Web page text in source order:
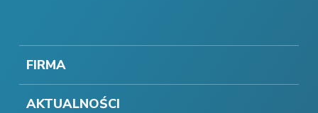
FIRMA
AKTUALNOŚCI